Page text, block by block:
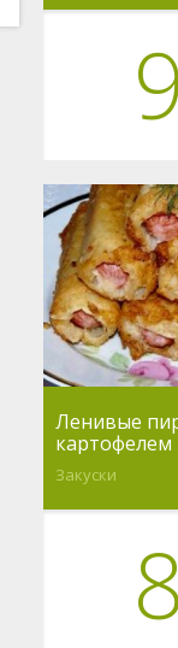
9
Ленивые
Закуски
8